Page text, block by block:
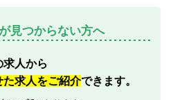
見つからない方へ
人から
た求人をご紹介できます。